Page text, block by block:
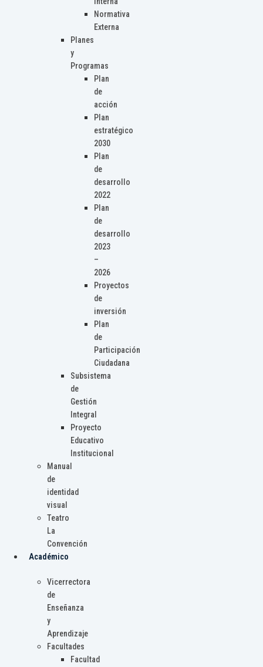
Normativa
Externa
Planes
y
Programas
Plan
de
acción
Plan
estratégico
2030
Plan
de
desarrollo
2022
Plan
de
desarrollo
2023
–
2026
Proyectos
de
inversión
Plan
de
Participación
Ciudadana
Subsistema
de
Gestión
Integral
Proyecto
Educativo
Institucional
Manual
de
identidad
visual
Teatro
La
Convención
Académico
Vicerrectora
de
Enseñanza
y
Aprendizaje
Facultades
Facultad